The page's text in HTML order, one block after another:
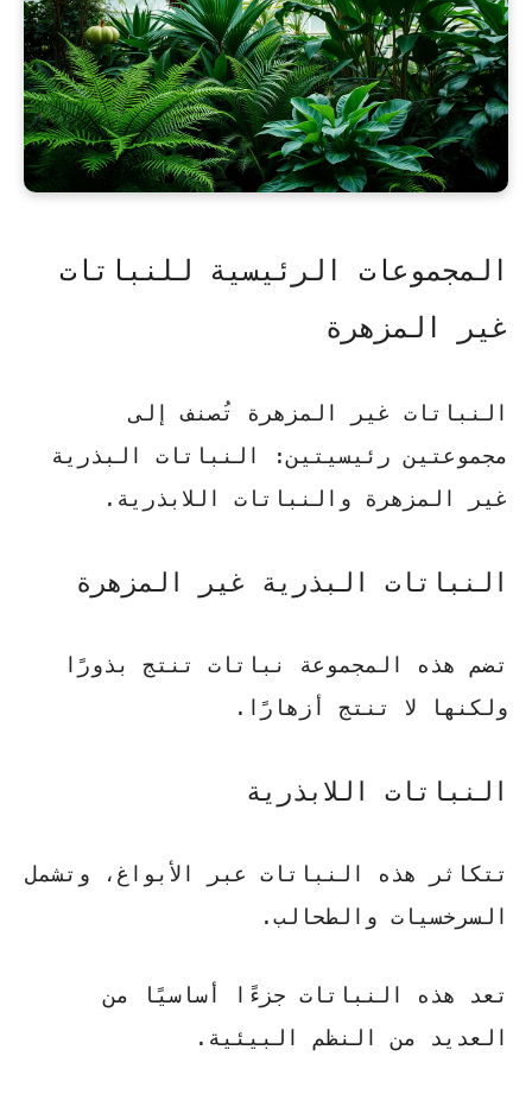
المجموعات الرئيسية للنباتات
غير المزهرة
النباتات غير المزهرة تُصنف إلى
مجموعتين رئيسيتين: النباتات البذرية
غير المزهرة والنباتات اللابذرية.
النباتات البذرية غير المزهرة
تضم هذه المجموعة نباتات تنتج بذورًا
ولكنها لا تنتج أزهارًا.
النباتات اللابذرية
تتكاثر هذه النباتات عبر الأبواغ، وتشمل
السرخسيات والطحالب.
تعد هذه النباتات جزءًا أساسيًا من
العديد من النظم البيئية.